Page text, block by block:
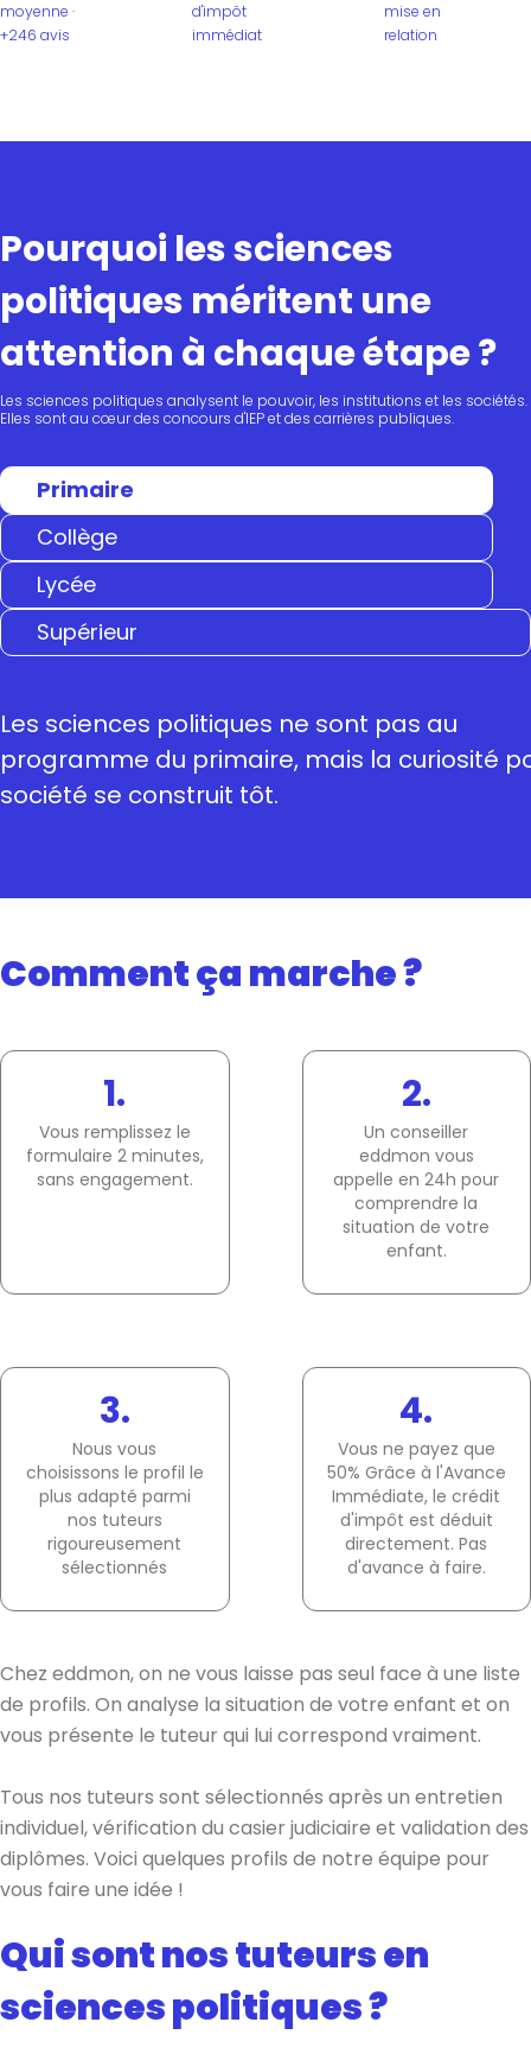
moyenne ·
+246 avis
d'impôt
immédiat
mise en
relation
Pourquoi les sciences
politiques méritent une
attention à chaque étape ?
Les sciences politiques analysent le pouvoir, les institutions et les sociétés.
Elles sont au cœur des concours d'IEP et des carrières publiques.
Primaire
Collège
Lycée
Supérieur
Les sciences politiques ne sont pas au
programme du primaire, mais la curiosité
société se construit tôt.
Comment ça marche ?
1.
Vous remplissez le
formulaire 2 minutes,
sans engagement.
2.
Un conseiller
eddmon vous
appelle en 24h pour
comprendre la
situation de votre
enfant.
3.
Nous vous
choisissons le profil le
plus adapté parmi
nos tuteurs
rigoureusement
sélectionnés
4.
Vous ne payez que
50% Grâce à l'Avance
Immédiate, le crédit
d'impôt est déduit
directement. Pas
d'avance à faire.
Chez eddmon, on ne vous laisse pas seul face à une liste
de profils. On analyse la situation de votre enfant et on
vous présente le tuteur qui lui correspond vraiment.
Tous nos tuteurs sont sélectionnés après un entretien
individuel, vérification du casier judiciaire et validation des
diplômes. Voici quelques profils de notre équipe pour
vous faire une idée !
Qui sont nos tuteurs en
sciences politiques ?